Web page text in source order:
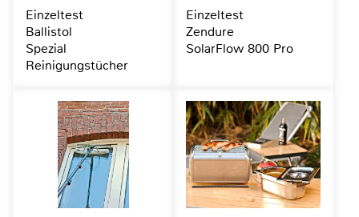
Einzeltest
Ballistol
Spezial
Reinigungstücher
Einzeltest
Zendure
SolarFlow 800 Pro